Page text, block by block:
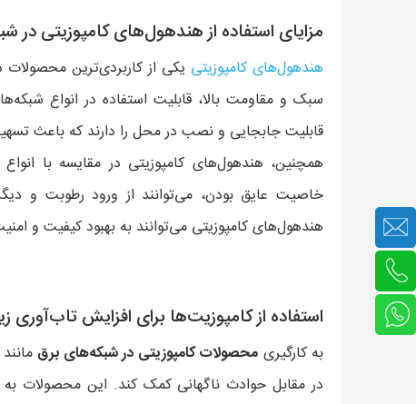
مزایای استفاده از هندهول‌های کامپوزیتی در
هندهول‌های کامپوزیتی یکی از کاربردی‌ترین
سبک و مقاومت بالا، قابلیت استفاده در انواع
قابلیت جابجایی و نصب در محل را دارند که باعث
همچنین، هندهول‌های کامپوزیتی در مقایسه با
خاصیت عایق بودن، می‌توانند از ورود رطوبت و
هندهول‌های کامپوزیتی می‌توانند به بهبود کیفیت و
استفاده از کامپوزیت‌ها برای افزایش
به کارگیری محصولات کامپوزیتی در شبکه‌های برق مانند
در مقابل حوادث ناگهانی کمک کند. این محصولات